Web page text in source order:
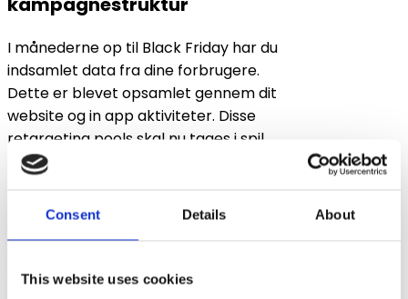
Consent Details About
This website uses cookies
I månederne op til Black Friday har du
indsamlet data fra dine forbrugere.
Dette er blevet opsamlet gennem dit
website og in app aktiviteter. Disse
retargeting pools skal nu tages i spil,
og gerne med så stort et datasæt
Black Friday retargeting målgruppe til
de aktiviteter vi selv målretter er: